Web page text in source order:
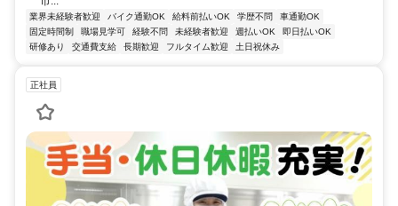
業界未経験者歓迎 バイク通勤OK 給料前払いOK 学歴不問
車通勤OK
固定時間制
職場見学可 経験不問 未経験者歓迎 週払いOK
即日払いOK
研修あり
交通費支給 長期歓迎 フルタイム歓迎 土日祝休み
正社員